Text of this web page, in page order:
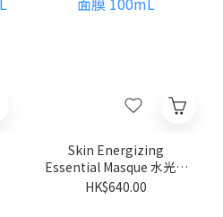
Skin Energizing
Essential Masque 水光精
華面膜 100mL
HK$640.00